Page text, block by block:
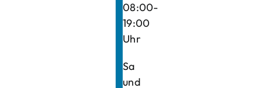
08:00-
19:00
Uhr
Sa
und